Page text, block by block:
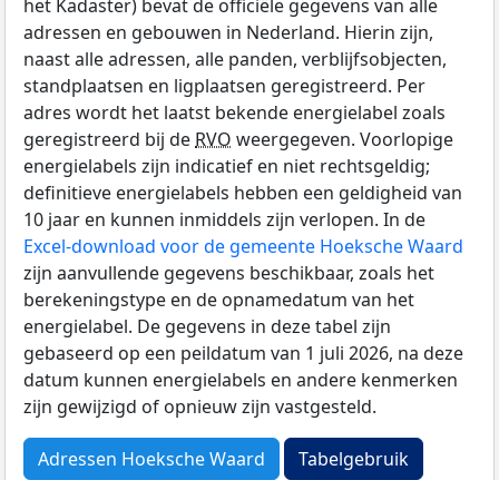
het Kadaster) bevat de officiële gegevens van alle
adressen en gebouwen in Nederland. Hierin zijn,
naast alle adressen, alle panden, verblijfsobjecten,
standplaatsen en ligplaatsen geregistreerd. Per
adres wordt het laatst bekende energielabel zoals
geregistreerd bij de RVO weergegeven. Voorlopige
energielabels zijn indicatief en niet rechtsgeldig;
definitieve energielabels hebben een geldigheid van
10 jaar en kunnen inmiddels zijn verlopen. In de
Excel-download voor de gemeente Hoeksche Waard
zijn aanvullende gegevens beschikbaar, zoals het
berekeningstype en de opnamedatum van het
energielabel. De gegevens in deze tabel zijn
gebaseerd op een peildatum van 1 juli 2026, na deze
datum kunnen energielabels en andere kenmerken
zijn gewijzigd of opnieuw zijn vastgesteld.
Adressen Hoeksche Waard Tabelgebruik